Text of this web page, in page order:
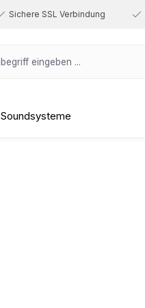
Sichere SSL Verbindung
Soundsysteme